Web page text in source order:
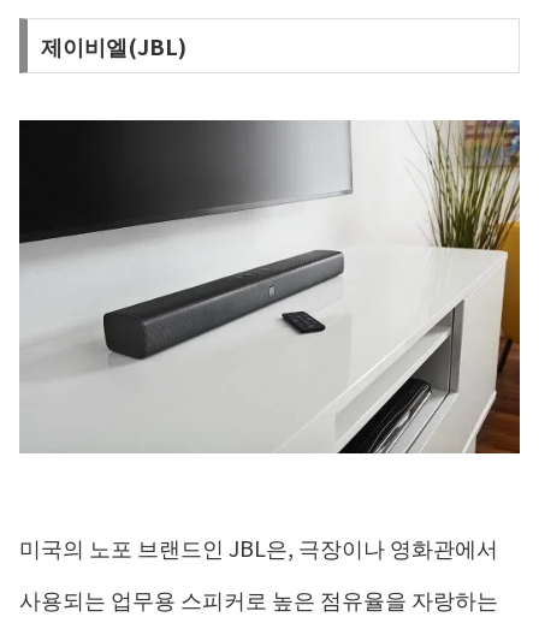
제이비엘(JBL)
미국의 노포 브랜드인 JBL은, 극장이나 영화관에서
사용되는 업무용 스피커로 높은 점유율을 자랑하는